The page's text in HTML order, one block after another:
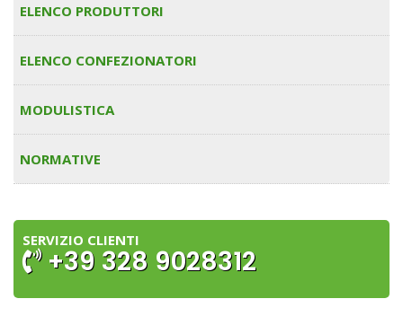
ELENCO PRODUTTORI
ELENCO CONFEZIONATORI
MODULISTICA
NORMATIVE
SERVIZIO CLIENTI
+39 328 9028312